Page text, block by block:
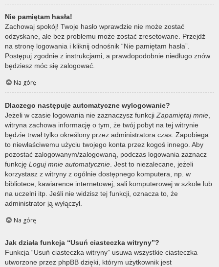
Nie pamiętam hasła!
Zachowaj spokój! Twoje hasło wprawdzie nie może zostać
odzyskane, ale bez problemu może zostać zresetowane. Przejdź
na stronę logowania i kliknij odnośnik “Nie pamiętam hasła”.
Postępuj zgodnie z instrukcjami, a prawdopodobnie niedługo znów
będziesz móc się zalogować.
Na górę
Dlaczego następuje automatyczne wylogowanie?
Jeżeli w czasie logowania nie zaznaczysz funkcji Zapamiętaj mnie
witryna zachowa informację o tym, że twój pobyt na tej witrynie
będzie trwał tylko określony przez administratora czas. Zapobiega
to niewłaściwemu użyciu twojego konta przez kogoś innego. Aby
pozostać zalogowanym/zalogowaną, podczas logowania zaznacz
funkcję Loguj mnie automatycznie . Jest to niezalecane, jeżeli
korzystasz z witryny z ogólnie dostępnego komputera, np. w
bibliotece, kawiarence internetowej, sali komputerowej w szkole lub
na uczelni itp. Jeśli nie widzisz tej funkcji, oznacza to, że
administrator ją wyłączył.
Na górę
Jak działa funkcja “Usuń ciasteczka witryny”?
Funkcja “Usuń ciasteczka witryny” usuwa wszystkie ciasteczka
utworzone przez phpBB dzięki, którym użytkownik jest